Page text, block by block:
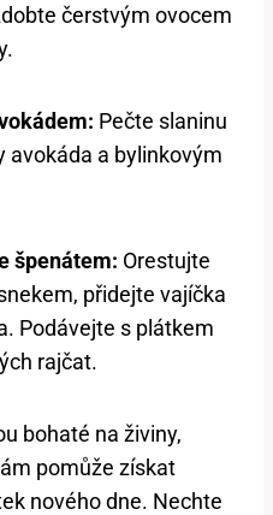
čerstvým ovocem
Pečte slaninu
avokáda a bylinkovým
špenátem: Orestujte
přidejte vajíčka
Podávejte s plátkem
rajčat.
bohaté na živiny,
pomůže získat
nového dne. Nechte